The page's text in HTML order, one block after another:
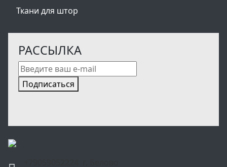
Ткани для штор
РАССЫЛКА
Подписаться